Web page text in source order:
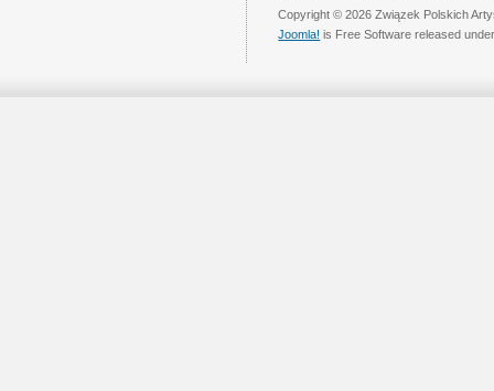
Copyright © 2026 Związek Polskich
Joomla! is Free Software released